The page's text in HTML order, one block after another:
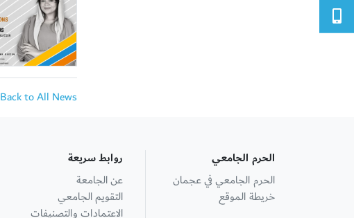
Back to All News
الحرم الجامعي
الحرم الجامعي في عجمان
خريطة الموقع
روابط سريعة
عن الجامعة
التقويم الجامعي
الاعتمادات والتصنيفات